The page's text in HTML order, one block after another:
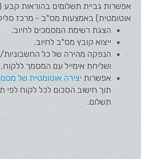
אפשרות גביית תשלומים בהוראות
אוטומטית) באמצעות מס"ב - מרכז
הצגת רשימת המסמכים לחיוב.
ייצוא קובץ מס"ב לחיוב.
הנפקה מהירה של כל
ושליחת אימייל עם המסמך ללקוח.
אפשרות יצירה אוטומטית של
תוך חישוב הסכום לכל לקוח לפי
תשלום.